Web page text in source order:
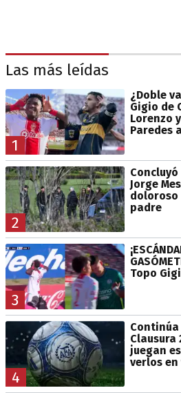
Las más leídas
1
¿Doble
Gigio de
Lorenzo
Paredes
2
Jorge
doloroso
padre
3
Topo
4
Continúa
Clausura
juegan
verlos en